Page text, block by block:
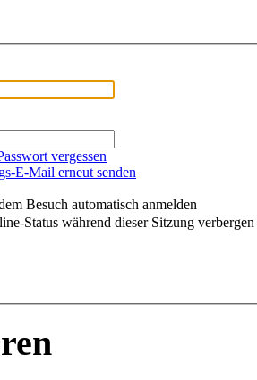
vergessen
E-Mail erneut senden
Besuch automatisch anmelden
Status während dieser Sitzung verbergen